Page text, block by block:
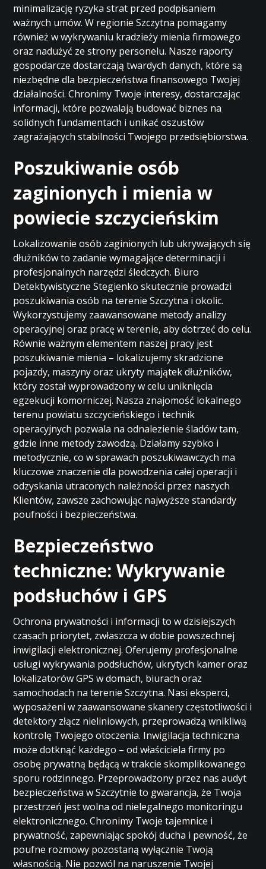
minimalizację ryzyka strat przed podpisaniem
ważnych umów. W regionie Szczytna pomagamy
również w wykrywaniu kradzieży mienia firmowego
oraz nadużyć ze strony personelu. Nasze raporty
gospodarcze dostarczają twardych danych, które są
niezbędne dla bezpieczeństwa finansowego Twojej
działalności. Chronimy Twoje interesy, dostarczając
informacji, które pozwalają budować biznes na
solidnych fundamentach i unikać oszustów
zagrażających stabilności Twojego przedsiębiorstwa.
Poszukiwanie osób
zaginionych i mienia w
powiecie szczycieńskim
Lokalizowanie osób zaginionych lub ukrywających się
dłużników to zadanie wymagające determinacji i
profesjonalnych narzędzi śledczych. Biuro
Detektywistyczne Stegienko skutecznie prowadzi
poszukiwania osób na terenie Szczytna i okolic.
Wykorzystujemy zaawansowane metody analizy
operacyjnej oraz pracę w terenie, aby dotrzeć do celu.
Równie ważnym elementem naszej pracy jest
poszukiwanie mienia – lokalizujemy skradzione
pojazdy, maszyny oraz ukryty majątek dłużników,
który został wyprowadzony w celu uniknięcia
egzekucji komorniczej. Nasza znajomość lokalnego
terenu powiatu szczycieńskiego i technik
operacyjnych pozwala na odnalezienie śladów tam,
gdzie inne metody zawodzą. Działamy szybko i
metodycznie, co w sprawach poszukiwawczych ma
kluczowe znaczenie dla powodzenia całej operacji i
odzyskania utraconych należności przez naszych
Klientów, zawsze zachowując najwyższe standardy
poufności i bezpieczeństwa.
Bezpieczeństwo
techniczne: Wykrywanie
podsłuchów i GPS
Ochrona prywatności i informacji to w dzisiejszych
czasach priorytet, zwłaszcza w dobie powszechnej
inwigilacji elektronicznej. Oferujemy profesjonalne
usługi wykrywania podsłuchów, ukrytych kamer oraz
lokalizatorów GPS w domach, biurach oraz
samochodach na terenie Szczytna. Nasi eksperci,
wyposażeni w zaawansowane skanery częstotliwości i
detektory złącz nieliniowych, przeprowadzą wnikliwą
kontrolę Twojego otoczenia. Inwigilacja techniczna
może dotknąć każdego – od właściciela firmy po
osobę prywatną będącą w trakcie skomplikowanego
sporu rodzinnego. Przeprowadzony przez nas audyt
bezpieczeństwa w Szczytnie to gwarancja, że Twoja
przestrzeń jest wolna od nielegalnego monitoringu
elektronicznego. Chronimy Twoje tajemnice i
prywatność, zapewniając spokój ducha i pewność, że
poufne rozmowy pozostaną wyłącznie Twoją
własnością. Nie pozwól na naruszenie Twojej